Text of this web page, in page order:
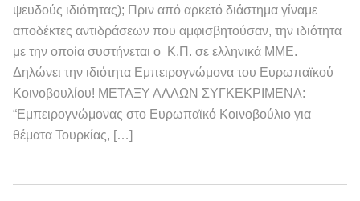
ψευδούς ιδιότητας); Πριν από αρκετό διάστημα γίναμε
αποδέκτες αντιδράσεων που αμφισβητούσαν, την ιδιότητα
με την οποία συστήνεται ο Κ.Π. σε ελληνικά ΜΜΕ.
Δηλώνει την ιδιότητα Εμπειρογνώμονα του Ευρωπαϊκού
Κοινοβουλίου! ΜΕΤΑΞΥ ΑΛΛΩΝ ΣΥΓΚΕΚΡΙΜΕΝΑ:
“Εμπειρογνώμονας στο Ευρωπαϊκό Κοινοβούλιο για
θέματα Τουρκίας, […]